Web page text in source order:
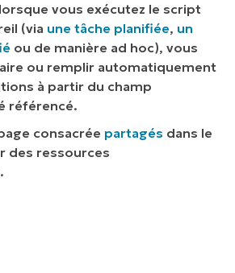
vous exécutez le script
(via une tâche planifiée, un
ou de manière ad hoc), vous
ou remplir automatiquement
à partir du champ
référencé.
consacrée partagés dans le
des ressources